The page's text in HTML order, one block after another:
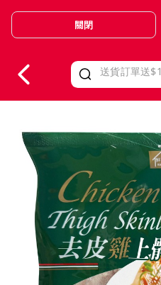
Valid Until 30 June 2026
關閉